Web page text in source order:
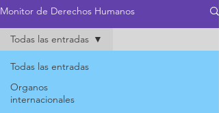
Monitor de Derechos Humanos
Todas las entradas
Organos
internacionales
Todas las entradas